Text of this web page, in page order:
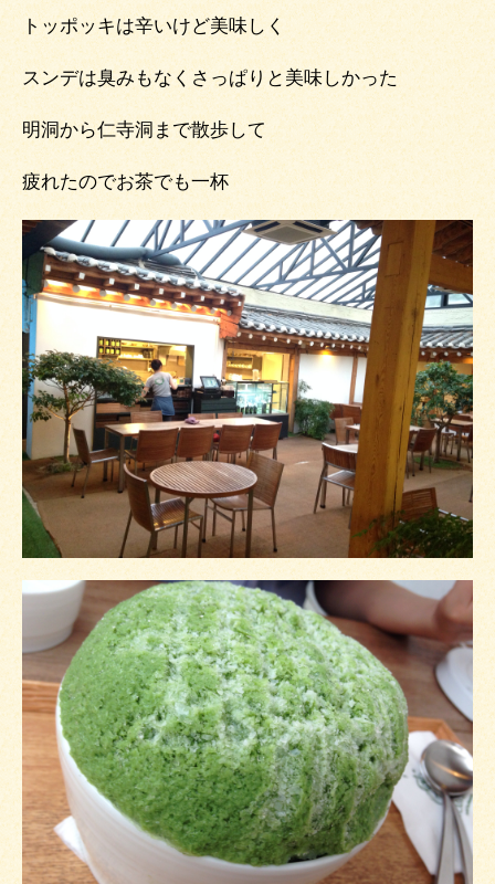
トッポッキは辛いけど美味しく
スンデは臭みもなくさっぱりと美味しかった
明洞から仁寺洞まで散歩して
疲れたのでお茶でも一杯